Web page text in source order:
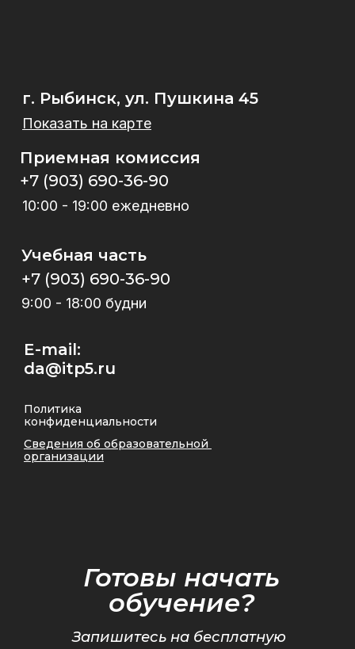
Запишитесь на бесплатную
Готовы начать
обучение?
9:00 - 18:00 будни
10:00 - 19:00 ежедневно
Показать на карте
+7 (903) 690-36-90
+7 (903) 690-36-90
Сведения об образовательной
организации
Политика
конфиденциальности
Учебная часть
Приемная комиссия
E-mail:
da@itp5.ru
г. Рыбинск, ул. Пушкина 45